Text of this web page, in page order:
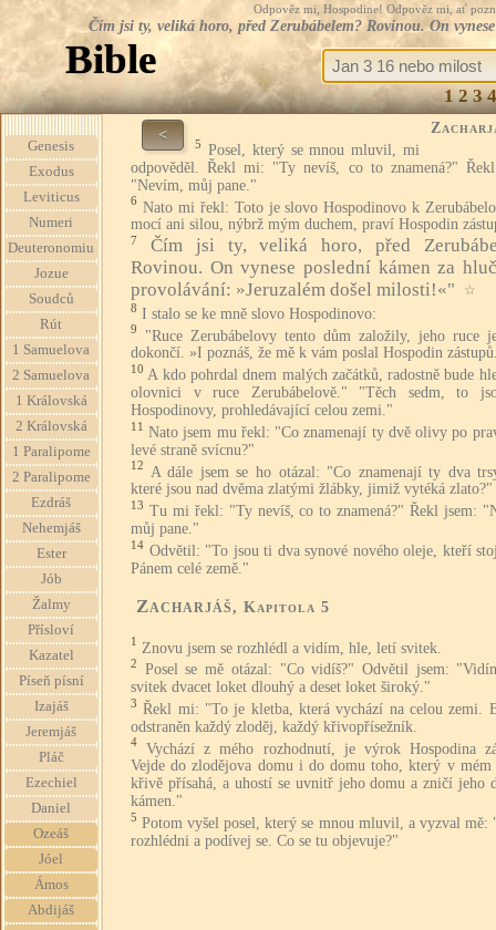
Odpověz mi, Hospodine! Odpověz mi, ať
Čím jsi ty, veliká horo, před Zerubábelem? Rovinou. On
Bible
1 2 3 4
Genesis
Exodus
Leviticus
Numeri
Deuteronomiu
Jozue
Soudců
Rút
1 Samuelova
2 Samuelova
1 Královská
2 Královská
1 Paralipome
2 Paralipome
Ezdráš
Nehemjáš
Ester
Jób
Žalmy
Přísloví
Kazatel
Píseň písní
Izajáš
Jeremjáš
Pláč
Ezechiel
Daniel
Ozeáš
Jóel
Ámos
Abdijáš
<
5 Posel, který se mnou mluvil, mi
odpověděl. Řekl mi: "Ty nevíš, co to znamená?"
"Nevím, můj pane."
6 Nato mi řekl: Toto je slovo Hospodinovo k
mocí ani silou, nýbrž mým duchem, praví Hospodin
7
Čím jsi ty, veliká horo, před
Rovinou. On vynese poslední kámen za
provolávání: »Jeruzalém došel milosti!«"
☆
8 I stalo se ke mně slovo Hospodinovo:
9
"Ruce Zerubábelovy tento dům založily, jeho ruce
dokončí. »I poznáš, že mě k vám poslal Hospodin
10 A kdo pohrdal dnem malých začátků, radostně bude
olovnici v ruce Zerubábelově." "Těch sedm, to
Hospodinovy, prohledávající celou zemi."
11 Nato jsem mu řekl: "Co znamenají ty dvě olivy po
levé straně svícnu?"
12
A dále jsem se ho otázal: "Co znamenají ty dva
které jsou nad dvěma zlatými žlábky, jimiž vytéká zlato?"
13 Tu mi řekl: "Ty nevíš, co to znamená?" Řekl jsem:
můj pane."
14 Odvětil: "To jsou ti dva synové nového oleje, kteří
Pánem celé země."
Zacharjáš, Kapitola 5
1 Znovu jsem se rozhlédl a vidím, hle, letí svitek.
2
Posel se mě otázal: "Co vidíš?" Odvětil jsem:
svitek dvacet loket dlouhý a deset loket široký."
3 Řekl mi: "To je kletba, která vychází na celou zemi.
odstraněn každý zloděj, každý křivopřísežník.
4
Vychází z mého rozhodnutí, je výrok Hospodina
Vejde do zlodějova domu i do domu toho, který v mém
křivě přísahá, a uhostí se uvnitř jeho domu a zničí jeho
kámen."
5 Potom vyšel posel, který se mnou mluvil, a vyzval mě:
rozhlédni a podívej se. Co se tu objevuje?"